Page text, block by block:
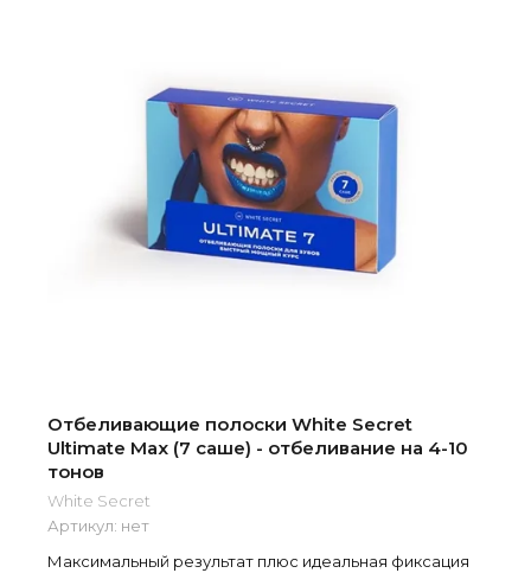
Отбеливающие полоски White Secret
Ultimate Max (7 саше) - отбеливание на 4-10
тонов
White Secret
Артикул: нет
Максимальный результат плюс идеальная фиксация